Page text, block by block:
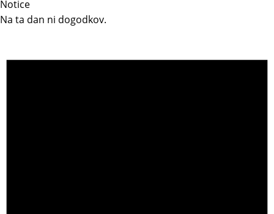
Notice
Na ta dan ni dogodkov.